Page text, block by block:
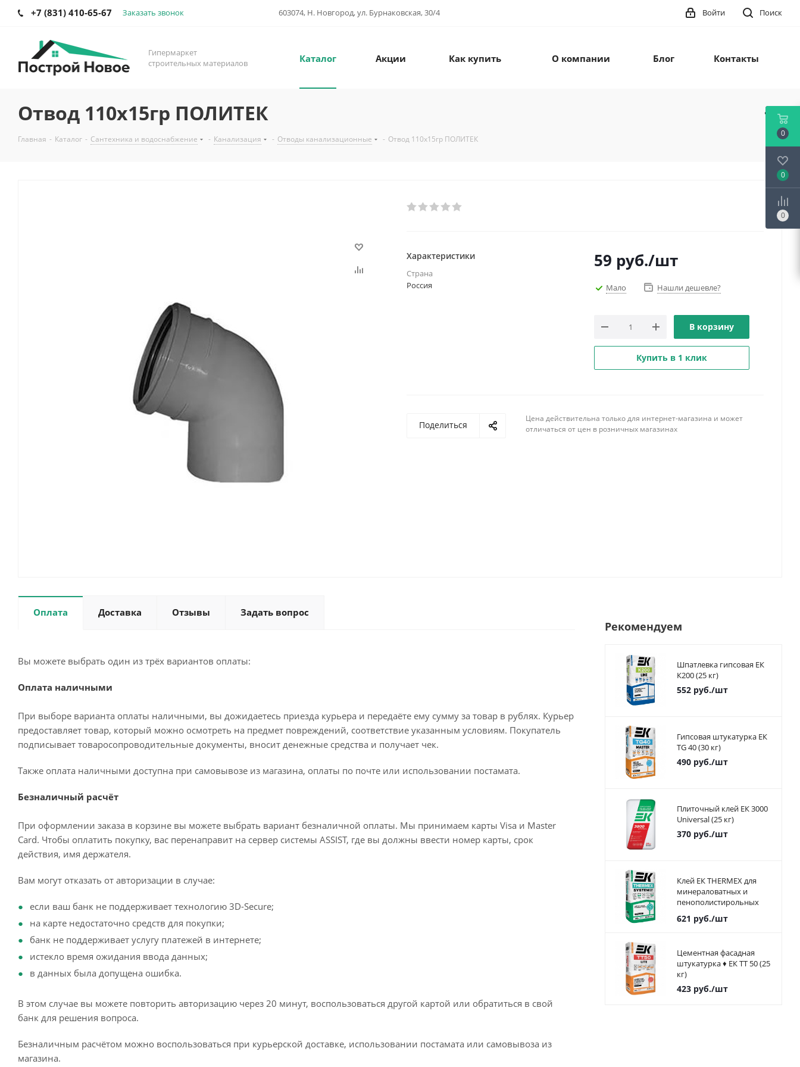
+7 (831) 410-65-67 Заказать звонок 603074, Н. Новгород, ул. Бурнаковская, 30/4 Поиск
Войти
Гипермаркет
строительных материалов
Каталог Акции Как купить О компании Блог Контакты
Отвод 110х15гр ПОЛИТЕК
Главная - Каталог - Сантехника и водоснабжение - Канализация - Отводы канализационные - Отвод 110х15гр ПОЛИТЕК
Характеристики
Страна
Россия
59 руб./шт
Мало Нашли дешевле?
В корзину
Купить в 1 клик
Поделиться
Цена действительна только для интернет-магазина и может
отличаться от цен в розничных магазинах
Оплата Доставка Отзывы Задать вопрос
Вы можете выбрать один из трёх вариантов оплаты:
Оплата наличными
При выборе варианта оплаты наличными, вы дожидаетесь приезда курьера и передаёте ему сумму за товар в рублях. Курьер
предоставляет товар, который можно осмотреть на предмет повреждений, соответствие указанным условиям. Покупатель
подписывает товаросопроводительные документы, вносит денежные средства и получает чек.
Также оплата наличными доступна при самовывозе из магазина, оплаты по почте или использовании постамата.
Безналичный расчёт
При оформлении заказа в корзине вы можете выбрать вариант безналичной оплаты. Мы принимаем карты Visa и Master
Card. Чтобы оплатить покупку, вас перенаправит на сервер системы ASSIST, где вы должны ввести номер карты, срок
действия, имя держателя.
Вам могут отказать от авторизации в случае:
если ваш банк не поддерживает технологию 3D-Secure;
на карте недостаточно средств для покупки;
банк не поддерживает услугу платежей в интернете;
истекло время ожидания ввода данных;
в данных была допущена ошибка.
В этом случае вы можете повторить авторизацию через 20 минут, воспользоваться другой картой или обратиться в свой
банк для решения вопроса.
Безналичным расчётом можно воспользоваться при курьерской доставке, использовании постамата или самовывоза из
магазина.
Рекомендуем
Шпатлевка гипсовая ЕК
К200 (25 кг)
552руб./шт
Гипсовая штукатурка ЕК
TG 40 (30 кг)
490руб./шт
Плиточный клей ЕК 3000
Universal (25 кг)
370руб./шт
Клей ЕК THERMEX для
минераловатных и
пенополистирольных
плит 25 кг
621 руб./шт
Цементная фасадная
штукатурка ♦ ЕК ТТ 50 (25
кг)
423руб./шт
0
0
0